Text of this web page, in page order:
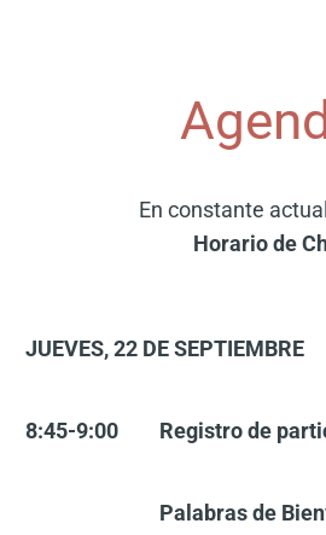
En constante
Horario de
JUEVES, 22 DE SEPTIEMBRE
8:45-9:00 Registro de
Palabras de